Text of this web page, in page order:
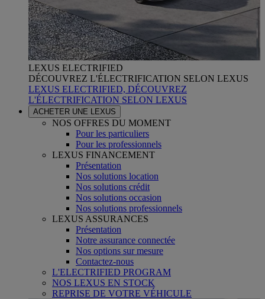
LEXUS ELECTRIFIED
DÉCOUVREZ L'ÉLECTRIFICATION SELON LEXUS
LEXUS ELECTRIFIED, DÉCOUVREZ
L'ÉLECTRIFICATION SELON LEXUS
ACHETER UNE LEXUS
NOS OFFRES DU MOMENT
Pour les particuliers
Pour les professionnels
LEXUS FINANCEMENT
Présentation
Nos solutions location
Nos solutions crédit
Nos solutions occasion
Nos solutions professionnels
LEXUS ASSURANCES
Présentation
Notre assurance connectée
Nos options sur mesure
Contactez-nous
L'ELECTRIFIED PROGRAM
NOS LEXUS EN STOCK
REPRISE DE VOTRE VÉHICULE